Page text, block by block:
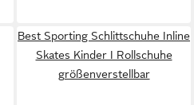
Best Sporting Schlittschuhe Inline
Skates Kinder I Rollschuhe
größenverstellbar